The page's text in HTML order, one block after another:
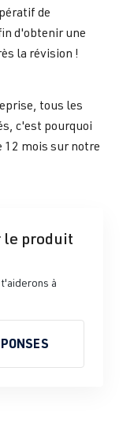
de
d'obtenir une
la révision !
tous les
c'est pourquoi
12 mois sur notre
le produit
à